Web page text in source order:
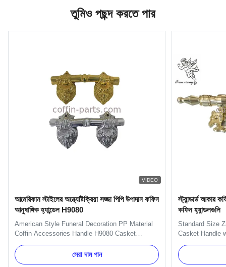
তুমিও পছন্দ করতে পার
VIDEO
আমেরিকান স্টাইলের অন্ত্যেষ্টিক্রিয়া সজ্জা পিপি উপাদান কফিন
আনুষাঙ্গিক হ্যান্ডেল H9080
American Style Funeral Decoration PP Material
Coffin Accessories Handle H9080 Casket
Accessories Handles Specification: Item Name
TX-Model H9080 Material Plastic (PP) Color
Gold, silver, copper, as your order Delivery Time
সেরা দাম পান
স্ট্যান্ডার্ড আকার
কফিন হ্যান্ডলগুলি
Standard Size
Casket Handle
Specification:
1 handle or
the long side of